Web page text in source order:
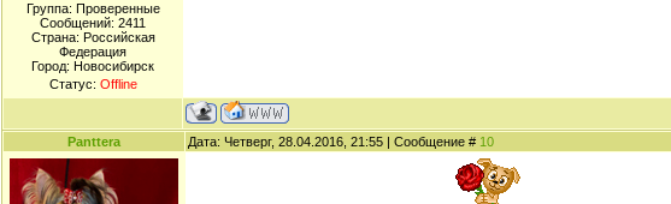
Группа: Проверенные
Сообщений: 2411
Страна: Российская
Федерация
Город: Новосибирск
Статус: Offline
Panttera Дата: Четверг, 28.04.2016, 21:55 | Сообщение # 10